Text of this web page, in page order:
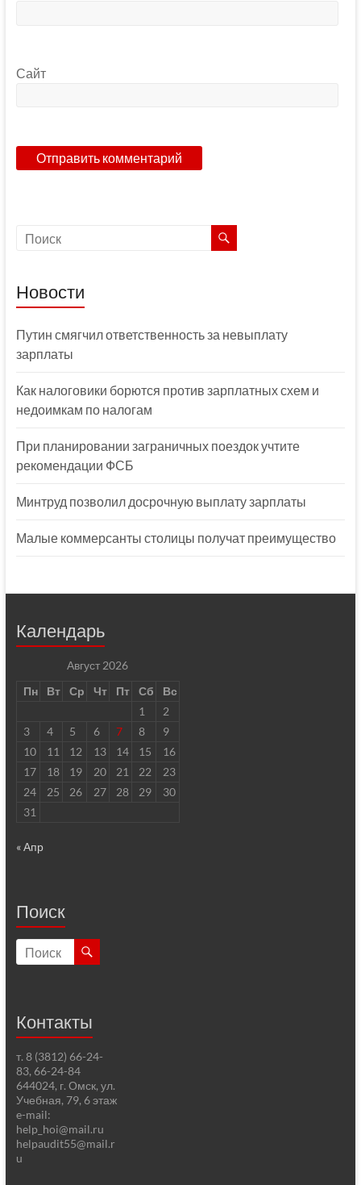
Сайт
Новости
Путин смягчил ответственность за невыплату
зарплаты
Как налоговики борются против зарплатных схем и
недоимкам по налогам
При планировании заграничных поездок учтите
рекомендации ФСБ
Минтруд позволил досрочную выплату зарплаты
Малые коммерсанты столицы получат преимущество
Календарь
Август 2026
Пн
Вт Ср Чт Пт Сб
Вс
1
2
3
4 5 6 7 8
9
10
11 12 13 14 15
16
17
18 19 20 21 22
23
24
25 26 27 28 29
30
31
« Апр
Поиск
Контакты
т. 8 (3812) 66-24-
83, 66-24-84
644024, г. Омск, ул.
Учебная, 79, 6 этаж
e-mail:
help_hoi@mail.ru
helpaudit55@mail.r
u